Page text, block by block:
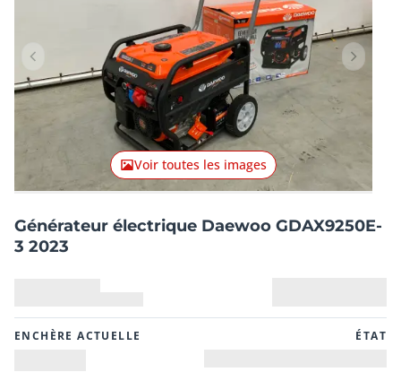
Lot précédent Lot
Voir toutes les images
Générateur électrique Daewoo GDAX9250E-
3 2023
ENCHÈRE ACTUELLE ÉTAT